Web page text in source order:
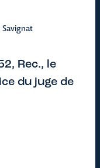
Rec., le
du juge de